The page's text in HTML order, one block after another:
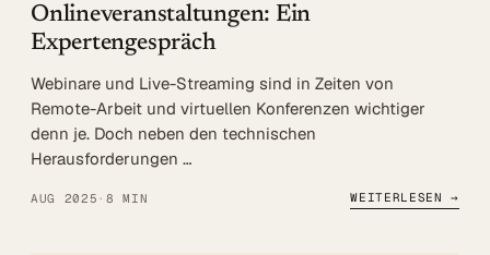
Onlineveranstaltungen: Ein
Expertengespräch
Webinare und Live-Streaming sind in Zeiten von
Remote-Arbeit und virtuellen Konferenzen wichtiger
denn je. Doch neben den technischen
Herausforderungen …
AUG 2025 · 8 MIN WEITERLESEN →